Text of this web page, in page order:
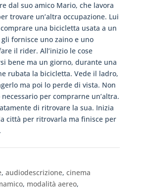
dal suo amico Mario, che lavora
trovare un’altra occupazione. Lui
una bicicletta usata a un
fornisce uno zaino e uno
il rider. All’inizio le cose
bene ma un giorno, durante una
rubata la bicicletta. Vede il ladro,
ma poi lo perde di vista. Non
per comprarne un’altra.
di ritrovare la sua. Inizia
città per ritrovarla ma finisce per
, audiodescrizione, cinema
, modalità aereo,